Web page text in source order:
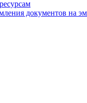
документов на